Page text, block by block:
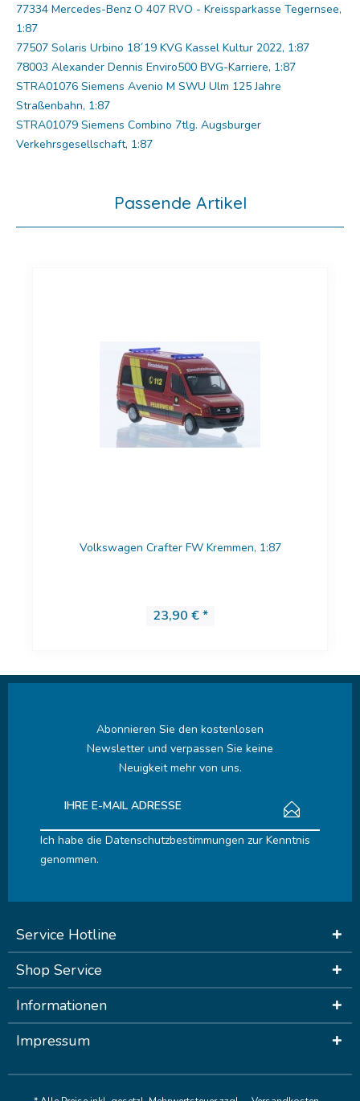
77334 Mercedes-Benz O 407 RVO - Kreissparkasse Tegernsee,
1:87
77507 Solaris Urbino 18´19 KVG Kassel Kultur 2022, 1:87
78003 Alexander Dennis Enviro500 BVG-Karriere, 1:87
STRA01076 Siemens Avenio M SWU Ulm 125 Jahre
Straßenbahn, 1:87
STRA01079 Siemens Combino 7tlg. Augsburger
Verkehrsgesellschaft, 1:87
Passende Artikel
Volkswagen Crafter FW Kremmen, 1:87
23,90 € *
Abonnieren Sie den kostenlosen
Newsletter und verpassen Sie keine
Neuigkeit mehr von uns.
Ich habe die Datenschutzbestimmungen zur Kenntnis
genommen.
Service Hotline
Shop Service
Informationen
Impressum